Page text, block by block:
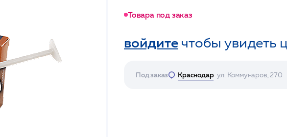
Товара под заказ
войдитечтобы увидеть
Под заказ Краснодар ул. Коммунаров, 270